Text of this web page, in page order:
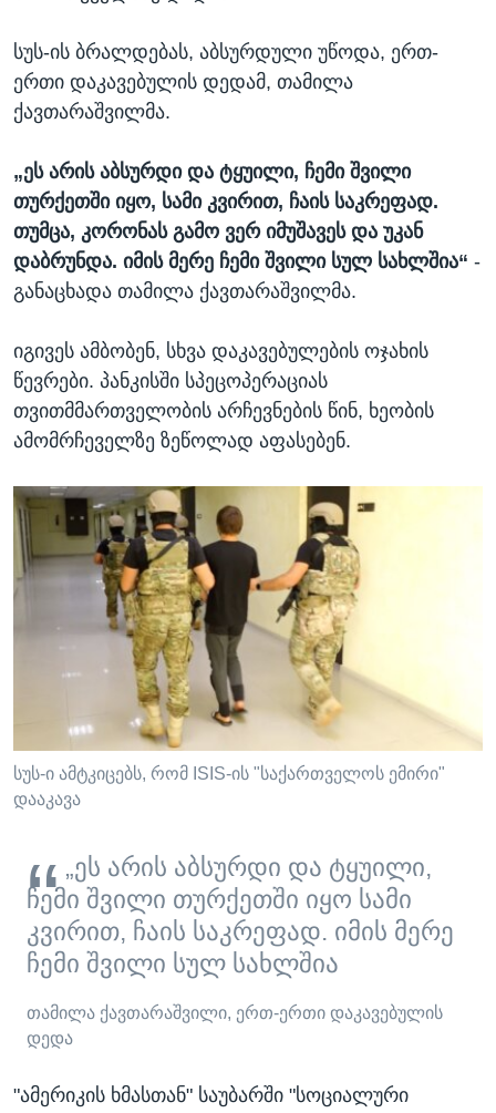
სუს-ის ბრალდებას, აბსურდული უწოდა, ერთ-
ერთი დაკავებულის დედამ, თამილა
ქავთარაშვილმა.
„ეს არის აბსურდი და ტყუილი, ჩემი შვილი
თურქეთში იყო, სამი კვირით, ჩაის საკრეფად.
თუმცა, კორონას გამო ვერ იმუშავეს და უკან
დაბრუნდა. იმის მერე ჩემი შვილი სულ სახლშია“ -
განაცხადა თამილა ქავთარაშვილმა.
იგივეს ამბობენ, სხვა დაკავებულების ოჯახის
წევრები. პანკისში სპეცოპერაციას
თვითმმართველობის არჩევნების წინ, ხეობის
ამომრჩეველზე ზეწოლად აფასებენ.
სუს-ი ამტკიცებს, რომ ISIS-ის "საქართველოს ემირი"
დააკავა
„ეს არის აბსურდი და ტყუილი,
ჩემი შვილი თურქეთში იყო სამი
კვირით, ჩაის საკრეფად. იმის მერე
ჩემი შვილი სულ სახლშია
თამილა ქავთარაშვილი, ერთ-ერთი დაკავებულის
დედა
"ამერიკის ხმასთან" საუბარში "სოციალური